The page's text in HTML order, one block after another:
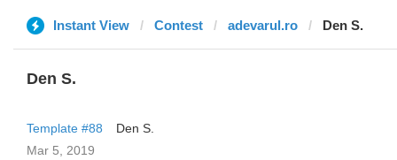
Instant View Contest adevarul.ro Den S.
Den S.
Template #88
Den S.
Mar 5, 2019